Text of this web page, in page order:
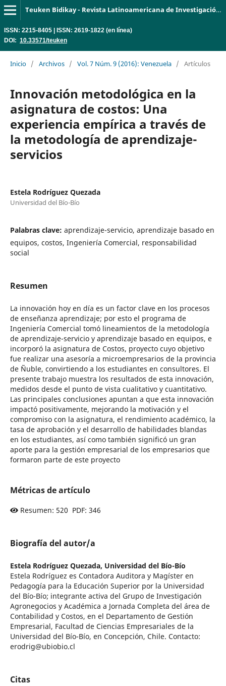
Teuken Bidikay - Revista Latinoamericana de Investigación en Organizaciones, Ambiente y Sociedad
ISSN: 2215-8405 | ISSN: 2619-1822 (en línea)
DOI: 10.33571/teuken
Inicio / Archivos / Vol. 7 Núm. 9 (2016): Venezuela / Artículos
Innovación metodológica en la
asignatura de costos: Una
experiencia empírica a través de
la metodología de aprendizaje-
servicios
Estela Rodríguez Quezada
Universidad del Bío-Bío
Palabras clave: aprendizaje-servicio, aprendizaje basado en
equipos, costos, Ingeniería Comercial, responsabilidad
social
Resumen
La innovación hoy en día es un factor clave en los procesos
de enseñanza aprendizaje; por esto el programa de
Ingeniería Comercial tomó lineamientos de la metodología
de aprendizaje-servicio y aprendizaje basado en equipos, e
incorporó la asignatura de Costos, proyecto cuyo objetivo
fue realizar una asesoría a microempresarios de la provincia
de Ñuble, convirtiendo a los estudiantes en consultores. El
presente trabajo muestra los resultados de esta innovación,
medidos desde el punto de vista cualitativo y cuantitativo.
Las principales conclusiones apuntan a que esta innovación
impactó positivamente, mejorando la motivación y el
compromiso con la asignatura, el rendimiento académico, la
tasa de aprobación y el desarrollo de habilidades blandas
en los estudiantes, así como también significó un gran
aporte para la gestión empresarial de los empresarios que
formaron parte de este proyecto
Métricas de artículo
Resumen: 520 PDF: 346
Biografía del autor/a
Estela Rodríguez Quezada, Universidad del Bío-Bío
Estela Rodríguez es Contadora Auditora y Magíster en
Pedagogía para la Educación Superior por la Universidad
del Bío-Bío; integrante activa del Grupo de Investigación
Agronegocios y Académica a Jornada Completa del área de
Contabilidad y Costos, en el Departamento de Gestión
Empresarial, Facultad de Ciencias Empresariales de la
Universidad del Bío-Bío, en Concepción, Chile. Contacto:
erodrig@ubiobio.cl
Citas